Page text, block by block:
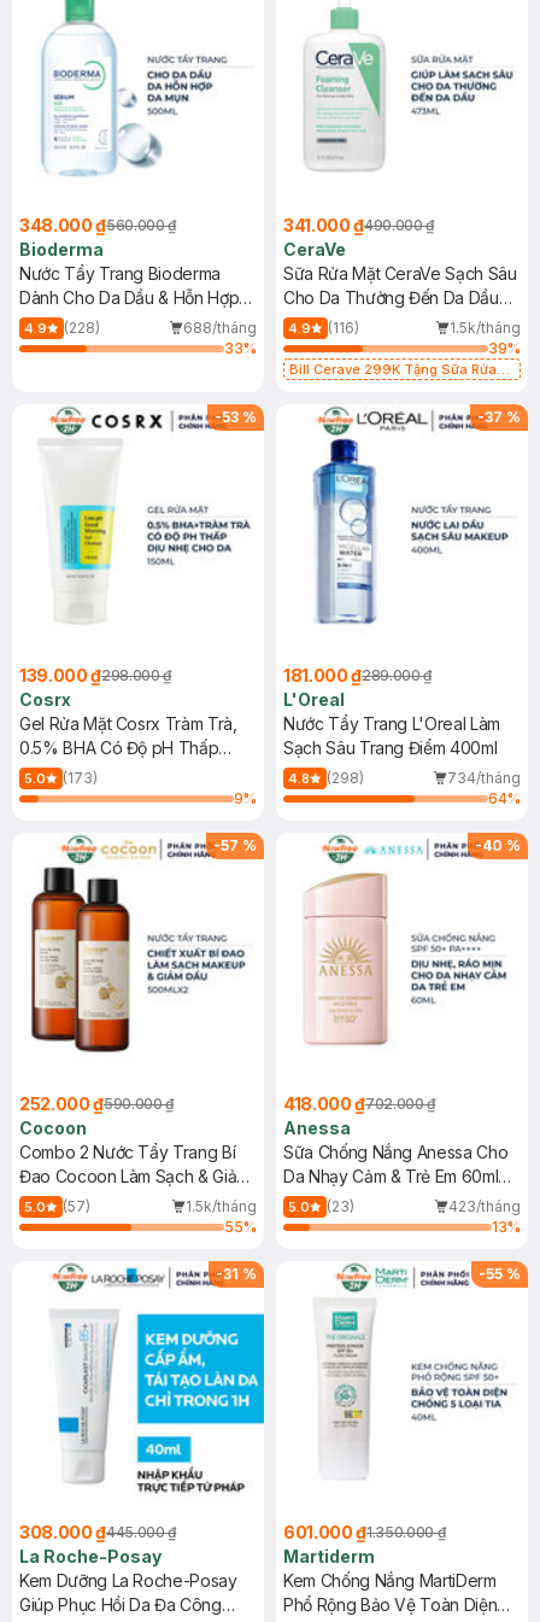
348.000 ₫560.000 ₫
Bioderma
Nước Tẩy Trang Bioderma
Dành Cho Da Dầu & Hỗn Hợp
500ml
4.9 (228)
688/tháng
33%
341.000 ₫490.000 ₫
CeraVe
Sữa Rửa Mặt CeraVe Sạch Sâu
Cho Da Thường Đến Da Dầu
473ml
4.9 (116)
1.5k/tháng
39%
Bill Cerave 299K Tặng Sữa Rửa
-53 %
139.000 ₫298.000 ₫
Cosrx
Gel Rửa Mặt Cosrx Tràm Trà,
0.5% BHA Có Độ pH Thấp
150ml
5.0
(173)
9%
-37 %
181.000 ₫289.000 ₫
L'Oreal
Nước Tẩy Trang L'Oreal Làm
Sạch Sâu Trang Điểm 400ml
4.8 (298)
734/tháng
64%
-57 %
252.000 ₫590.000 ₫
Cocoon
Combo 2 Nước Tẩy Trang Bí
Đao Cocoon Làm Sạch & Giảm
Dầu 500ml
5.0 (57)
1.5k/tháng
55%
-40 %
418.000 ₫702.000 ₫
Anessa
Sữa Chống Nắng Anessa Cho
Da Nhạy Cảm & Trẻ Em 60ml
(Mới)
5.0 (23)
423/tháng
13%
-31 %
308.000 ₫445.000 ₫
La Roche-Posay
Kem Dưỡng La Roche-Posay
Giúp Phục Hồi Da Đa Công
-55 %
601.000 ₫1.350.000 ₫
Martiderm
Kem Chống Nắng MartiDerm
Phổ Rộng Bảo Vệ Toàn Diện